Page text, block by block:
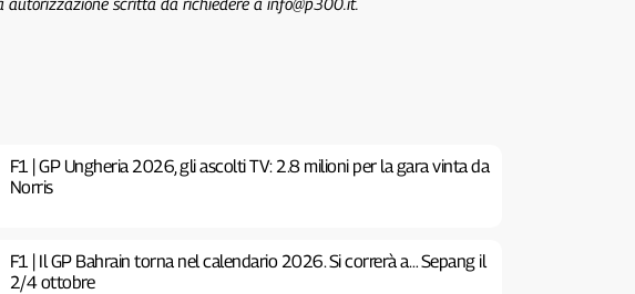
F1 | GP Ungheria 2026, gli ascolti TV: 2.8 milioni per la gara vinta da
Norris
F1 | Il GP Bahrain torna nel calendario 2026. Si correrà a… Sepang il
2/4 ottobre